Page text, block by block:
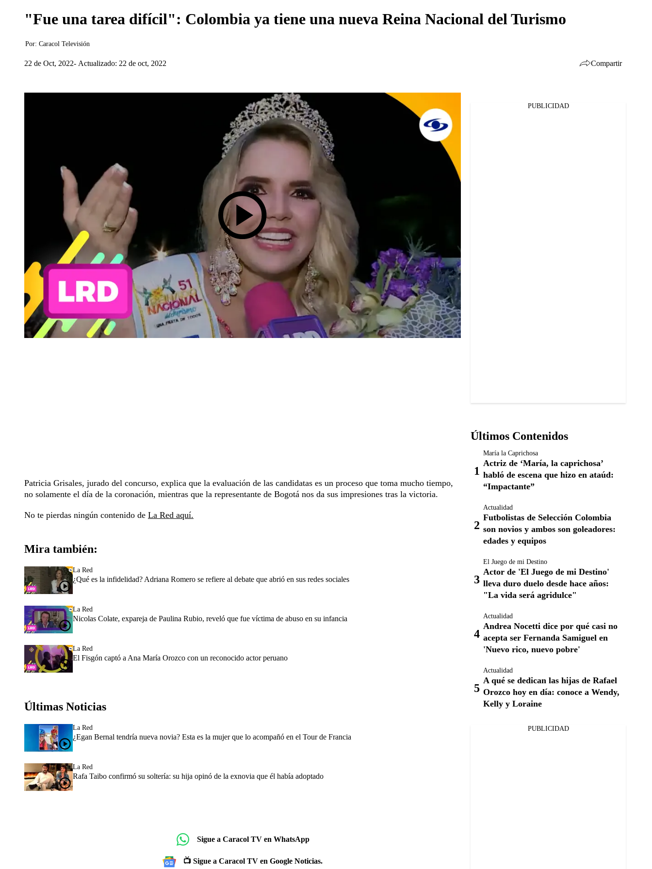
"Fue una tarea difícil": Colombia ya tiene una nueva Reina Nacional del Turismo
Por: Caracol Televisión
22 de Oct, 2022 Actualizado: 22 de oct, 2022 Compartir
Patricia Grisales, jurado del concurso, explica que la evaluación de las candidatas es un proceso que toma mucho tiempo,
no solamente el día de la coronación, mientras que la representante de Bogotá nos da sus impresiones tras la victoria.
No te pierdas ningún contenido de La Red aquí.
Mira también:
La Red
¿Qué es la infidelidad? Adriana Romero se refiere al debate que abrió en sus redes sociales
La Red
Nicolas Colate, expareja de Paulina Rubio, reveló que fue víctima de abuso en su infancia
La Red
El Fisgón captó a Ana María Orozco con un reconocido actor peruano
Últimas Noticias
La Red
¿Egan Bernal tendría nueva novia? Esta es la mujer que lo acompañó en el Tour de Francia
La Red
Rafa Taibo confirmó su soltería: su hija opinó de la exnovia que él había adoptado
Sigue a Caracol TV en WhatsApp
📺 Sigue a Caracol TV en Google Noticias.
PUBLICIDAD
Últimos Contenidos
María la Caprichosa
Actriz de ‘María, la caprichosa’
habló de escena que hizo en ataúd:
“Impactante”
Actualidad
Futbolistas de Selección Colombia
son novios y ambos son goleadores:
edades y equipos
El Juego de mi Destino
Actor de 'El Juego de mi Destino'
lleva duro duelo desde hace años:
"La vida será agridulce"
Actualidad
Andrea Nocetti dice por qué casi no
acepta ser Fernanda Samiguel en
'Nuevo rico, nuevo pobre'
Actualidad
A qué se dedican las hijas de Rafael
Orozco hoy en día: conoce a Wendy,
Kelly y Loraine
PUBLICIDAD